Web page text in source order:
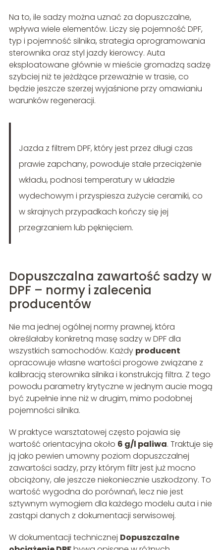
Na to, ile sadzy można uznać za dopuszczalne,
wpływa wiele elementów. Liczy się pojemność DPF,
typ i pojemność silnika, strategia oprogramowania
sterownika oraz styl jazdy kierowcy. Auta
eksploatowane głównie w mieście gromadzą sadzę
szybciej niż te jeżdżące przeważnie w trasie, co
będzie jeszcze szerzej wyjaśnione przy omawianiu
warunków regeneracji.
Jazda z filtrem DPF, który jest przez długi czas
prawie zapchany, powoduje stałe przeciążenie
wkładu, podnosi temperatury w układzie
wydechowym i przyspiesza zużycie ceramiki, co
w skrajnych przypadkach kończy się jej
przegrzaniem lub pęknięciem.
Dopuszczalna zawartość sadzy w
DPF – normy i zalecenia
producentów
Nie ma jednej ogólnej normy prawnej, która
określałaby konkretną masę sadzy w DPF dla
wszystkich samochodów. Każdy producent
opracowuje własne wartości progowe związane z
kalibracją sterownika silnika i konstrukcją filtra. Z tego
powodu parametry krytyczne w jednym aucie mogą
być zupełnie inne niż w drugim, mimo podobnej
pojemności silnika.
W praktyce warsztatowej często pojawia się
wartość orientacyjna około 6 g/l paliwa. Traktuje się
ją jako pewien umowny poziom dopuszczalnej
zawartości sadzy, przy którym filtr jest już mocno
obciążony, ale jeszcze niekoniecznie uszkodzony. To
wartość wygodna do porównań, lecz nie jest
sztywnym wymogiem dla każdego modelu auta i nie
zastąpi danych z dokumentacji serwisowej.
W dokumentacji technicznej Dopuszczalne